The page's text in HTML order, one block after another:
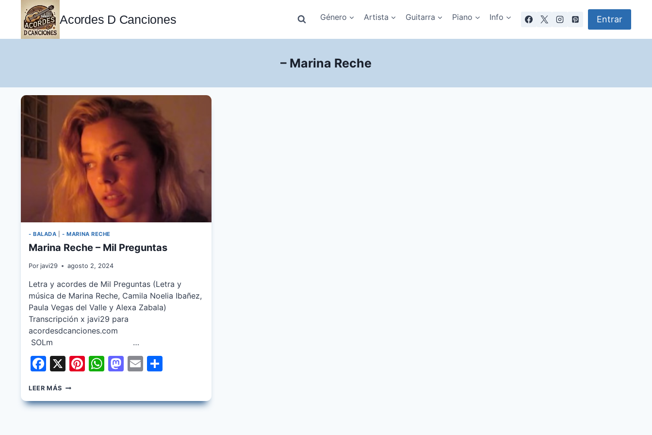
contenido
Acordes D Canciones Género Artista Guitarra Piano Info Entrar
– Marina Reche
- BALADA |- MARINA RECHE
Marina Reche – Mil Preguntas
Por javi29 agosto 2, 2024
Letra y acordes de Mil Preguntas (Letra y
música de Marina Reche, Camila Noelia Ibañez,
Paula Vegas del Valle y Alexa Zabala)
Transcripción x javi29 para
acordesdcanciones.com
SOLm …
Facebook
X Pinterest
WhatsApp
Mastodon
Email
LEER MÁS MARINA
–